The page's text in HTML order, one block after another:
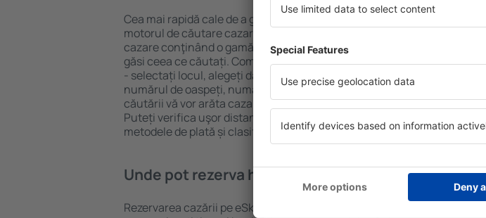
Cea mai rapidă cale de a găsi un hotel în Columbus este folosind
motorul de căutare cazare eSky. Baza mare de date cu locuri de
cazare conţinând o gamă largă de opţiuni este o garanție că veți
găsi ceea ce căutați. Completați câmpurile motorului de căutare
- selectați locul, alegeți data de check-in și check-out, adăugați
numărul de oaspeți, numărul de camere şi gata! Rezultatele
căutării vă vor arăta cazarea disponibilă ȋn perioada selectată.
Puteți verifica uşor distanța de la hotel ȋn centrul orașului,
metodele de plată și clasificarea hotelului.
Unde pot rezerva hoteluri ȋn în Columbus?
Rezervarea cazării pe eSky.ro este o soluție care te va ajuta să